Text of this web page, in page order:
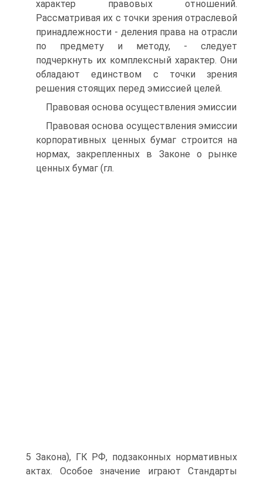
характер правовых отношений.
Рассматривая их с точки зрения отраслевой
принадлежности - деления права на отрасли
по предмету и методу, - следует
подчеркнуть их комплексный характер. Они
обладают единством с точки зрения
решения стоящих перед эмиссией целей.
Правовая основа осуществления эмиссии
Правовая основа осуществления эмиссии
корпоративных ценных бумаг строится на
нормах, закрепленных в Законе о рынке
ценных бумаг (гл.
5 Закона), ГК РФ, подзаконных нормативных
актах. Особое значение играют Стандарты